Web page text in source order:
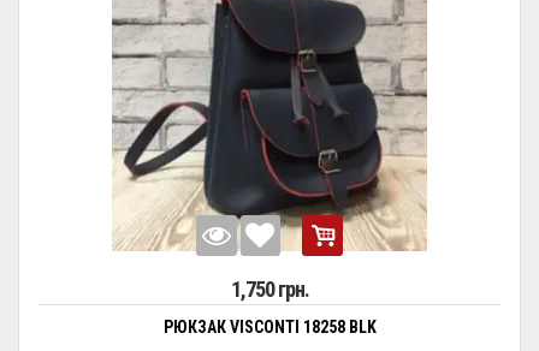
1,750 грн.
РЮКЗАК VISCONTI 18258 BLK